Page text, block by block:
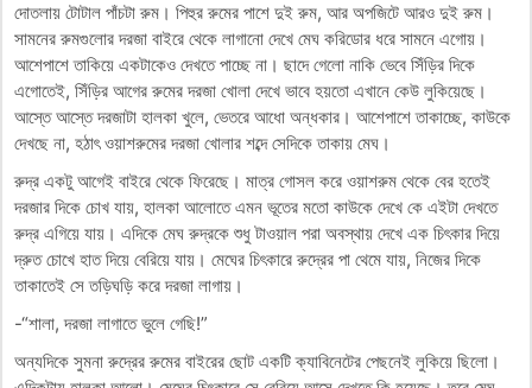
দোতলায় টোটাল পাঁচটা রুম। পিহুর রুমের পাশে দুই রুম, আর অপজিটে আরও দুই রুম।
সামনের রুমগুলোর দরজা বাইরে থেকে লাগানো দেখে মেঘ করিডোর ধরে সামনে এগোয়।
আশেপাশে তাকিয়ে একটাকেও দেখতে পাচ্ছে না। ছাদে গেলো নাকি ভেবে সিঁড়ির দিকে
এগোতেই, সিঁড়ির আগের রুমের দরজা খোলা দেখে ভাবে হয়তো এখানে কেউ লুকিয়েছে।
আস্তে আস্তে দরজাটা হালকা খুলে, ভেতরে আধো অন্ধকার। আশেপাশে তাকাচ্ছে, কাউকে
দেখছে না, হঠাৎ ওয়াশরুমের দরজা খোলার শব্দে সেদিকে তাকায় মেঘ।
রুদ্র একটু আগেই বাইরে থেকে ফিরেছে। মাত্র গোসল করে ওয়াশরুম থেকে বের হতেই
দরজার দিকে চোখ যায়, হালকা আলোতে এমন ভূতের মতো কাউকে দেখে কে এইটা দেখতে
রুদ্র এগিয়ে যায়। এদিকে মেঘ রুদ্রকে শুধু টাওয়াল পরা অবস্থায় দেখে এক চিৎকার দিয়ে
দ্রুত চোখে হাত দিয়ে বেরিয়ে যায়। মেঘের চিৎকারে রুদ্রের পা থেমে যায়, নিজের দিকে
তাকাতেই সে তড়িঘড়ি করে দরজা লাগায়।
-“শালা, দরজা লাগাতে ভুলে গেছি!”
অন্যদিকে সুমনা রুদ্রের রুমের বাইরের ছোট একটি ক্যাবিনেটের পেছনেই লুকিয়ে ছিলো।